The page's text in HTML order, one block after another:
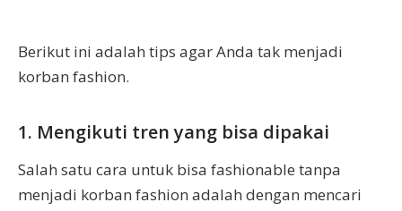
Berikut ini adalah tips agar Anda tak menjadi
korban fashion.
1. Mengikuti tren yang bisa dipakai
Salah satu cara untuk bisa fashionable tanpa
menjadi korban fashion adalah dengan mencari